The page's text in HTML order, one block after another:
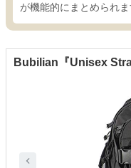
が機能的にまとめられ
Bubilian『Unisex